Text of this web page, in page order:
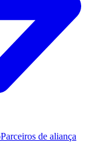
Parceiros de aliança